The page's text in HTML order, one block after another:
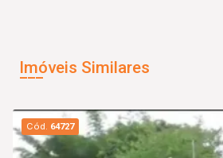
Imóveis Similares
Cód. 64727